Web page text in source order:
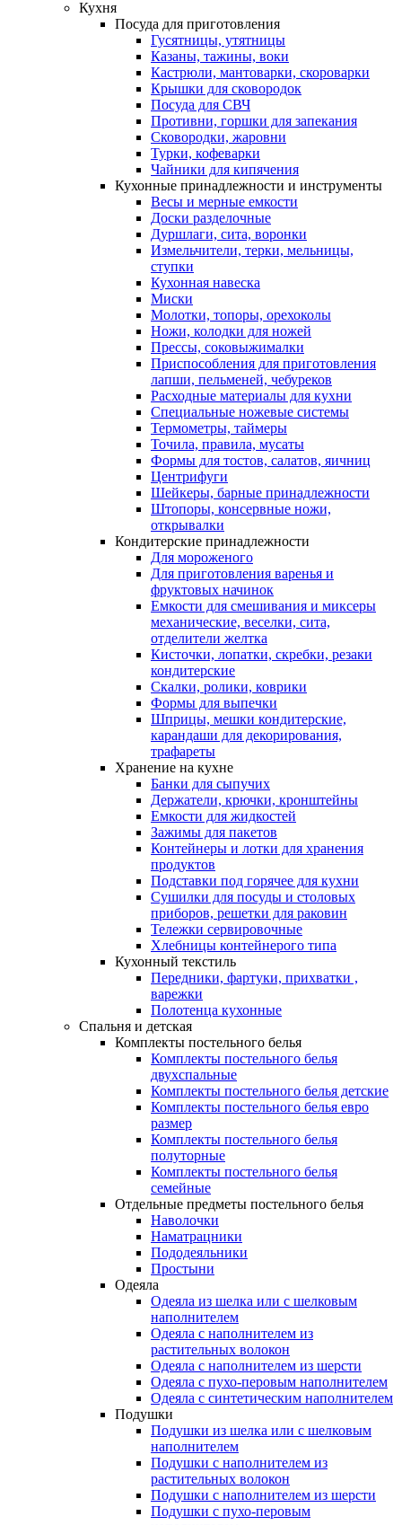
Кухня
Посуда для приготовления
Гусятницы, утятницы
Казаны, тажины, воки
Кастрюли, мантоварки, скороварки
Крышки для сковородок
Посуда для СВЧ
Противни, горшки для запекания
Сковородки, жаровни
Турки, кофеварки
Чайники для кипячения
Кухонные принадлежности и инструменты
Весы и мерные емкости
Доски разделочные
Дуршлаги, сита, воронки
Измельчители, терки, мельницы,
ступки
Кухонная навеска
Миски
Молотки, топоры, орехоколы
Ножи, колодки для ножей
Прессы, соковыжималки
Приспособления для приготовления
лапши, пельменей, чебуреков
Расходные материалы для кухни
Специальные ножевые системы
Термометры, таймеры
Точила, правила, мусаты
Формы для тостов, салатов, яичниц
Центрифуги
Шейкеры, барные принадлежности
Штопоры, консервные ножи,
открывалки
Кондитерские принадлежности
Для мороженого
Для приготовления варенья и
фруктовых начинок
Емкости для смешивания и миксеры
механические, веселки, сита,
отделители желтка
Кисточки, лопатки, скребки, резаки
кондитерские
Скалки, ролики, коврики
Формы для выпечки
Шприцы, мешки кондитерские,
карандаши для декорирования,
трафареты
Хранение на кухне
Банки для сыпучих
Держатели, крючки, кронштейны
Емкости для жидкостей
Зажимы для пакетов
Контейнеры и лотки для хранения
продуктов
Подставки под горячее для кухни
Сушилки для посуды и столовых
приборов, решетки для раковин
Тележки сервировочные
Хлебницы контейнерого типа
Кухонный текстиль
Передники, фартуки, прихватки ,
варежки
Полотенца кухонные
Спальня и детская
Комплекты постельного белья
Комплекты постельного белья
двухспальные
Комплекты постельного белья детские
Комплекты постельного белья евро
размер
Комплекты постельного белья
полуторные
Комплекты постельного белья
семейные
Отдельные предметы постельного белья
Наволочки
Наматрацники
Пододеяльники
Простыни
Одеяла
Одеяла из шелка или с шелковым
наполнителем
Одеяла с наполнителем из
растительных волокон
Одеяла с наполнителем из шерсти
Одеяла с пухо-перовым наполнителем
Одеяла с синтетическим наполнителем
Подушки
Подушки из шелка или с шелковым
наполнителем
Подушки с наполнителем из
растительных волокон
Подушки с наполнителем из шерсти
Подушки с пухо-перовым